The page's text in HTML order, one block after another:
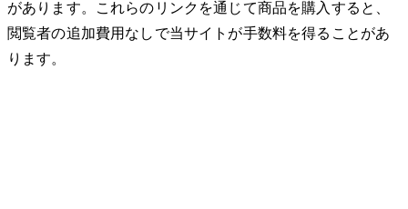
があります。これらのリンクを通じて商品を購入すると、
閲覧者の追加費用なしで当サイトが手数料を得ることがあ
ります。